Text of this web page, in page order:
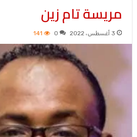
مريسة تام زين
3 أغسطس، 2022 0
141